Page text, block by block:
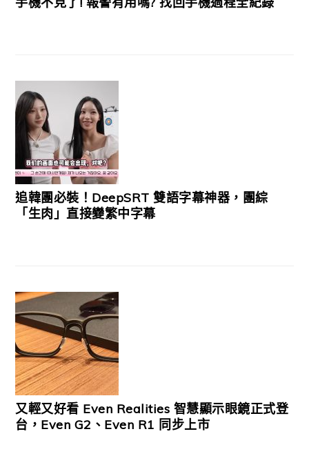
追韓團必裝！DeepSRT 雙語字幕神器，團綜
「生肉」直接變繁中字幕
又輕又好看 Even Realities 智慧顯示眼鏡正式登
台，Even G2、Even R1 同步上市